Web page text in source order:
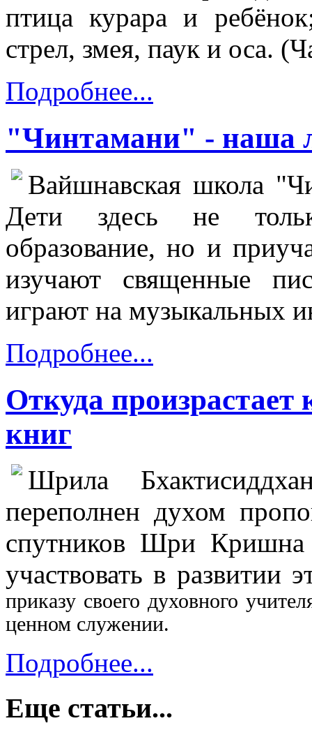
птица курара и
стрел, змея, паук и оса.
Подробнее...
"Чинтамани" - наша
Вайшнавская школа
Дети здесь не
образование, но и
изучают священные
играют на музыкальных
Подробнее...
Откуда произрастает
книг
Шрила
переполнен духом
спутников Шри Кришна
участвовать в развитии
приказу своего духовного
ценном служении.
Подробнее...
Еще статьи...